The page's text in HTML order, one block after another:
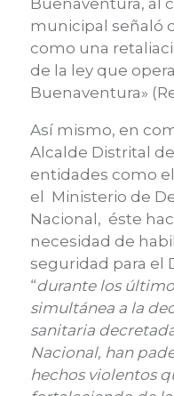
municipal señaló
como una
de la ley que
Buenaventura»
Así mismo, en
Alcalde Distrital
entidades como
el Ministerio de
Nacional, éste
necesidad de
seguridad para el
“durante los
simultánea a la
sanitaria
Nacional, han
hechos violentos